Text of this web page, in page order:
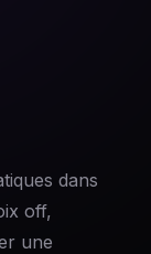
dans
off,
une